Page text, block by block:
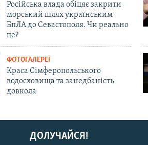
Російська влада обіцяє закрити
морський шлях українським
БпЛА до Севастополя. Чи реально
це?
ФОТОГАЛЕРЕЇ
Краса Сімферопольського
водосховища та занедбаність
довкола
ДОЛУЧАЙСЯ!